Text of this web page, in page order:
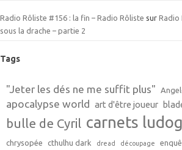
Radio Rôliste #156 : la fin – Radio Rôliste sur Radio
sous la drache – partie 2
Tags
"Jeter les dés ne me suffit plus"
apocalypse world art d'être joueur
bulle de Cyril carnets
chrysopée cthulhu dark dread découpage